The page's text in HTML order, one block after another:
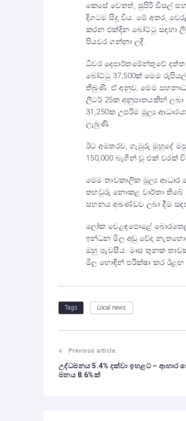
කෙසේ වෙතත්, සුපිරි ඩීසල්
දිගටම සිදු විය. මේ අතර,
කරන එක්දින බෝට්ටු සඳහා
පියවර ගන්නා ලදී.
ධීවර දෙපාර්තමේන්තුවේ
බෝට්ටු 37,500ක් මෙම
තිබුණි. ඒ අනුව, මෙම
ලීටර් 25ක අනුපාතයකින්
31,250ක උපරිම මූල්‍ය
ලැබුණි.
ඊට අමතරව, ගැඹුරු මුහුදේ
150,000 බැගින් වූ එක් වරක්
මෙම තාවකාලික මූල්‍ය
තහවුරු නොකළ වාර්තා තිබේ.
සහනය අඛණ්ඩව ලබා දීම
ලෝක වෙළඳපොළේ
ඉන්ධන මිල අඩු වේද
ඔහු පැවසීය. මාස තුනක
මිල හොඳින් පරීක්ෂා කර
Tags Local news
Previous article
උද්ධමනය 5.4% දක්වා ඉහළට – ආහාර
මනය 8.6%ක්